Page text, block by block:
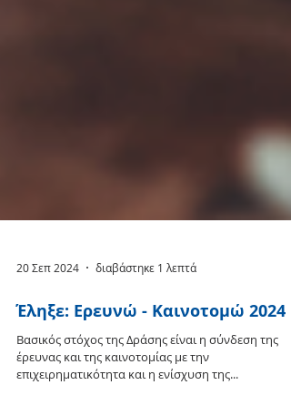
20 Σεπ 2024 διαβάστηκε 1 λεπτά
Έληξε: Ερευνώ - Καινοτομώ 2024
Βασικός στόχος της Δράσης είναι η σύνδεση της